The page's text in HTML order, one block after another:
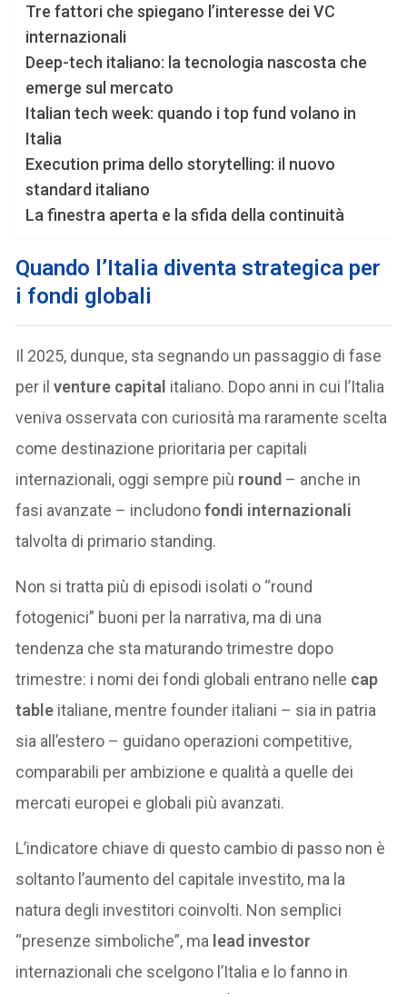
Tre fattori che spiegano l’interesse dei VC
internazionali
Deep-tech italiano: la tecnologia nascosta che
emerge sul mercato
Italian tech week: quando i top fund volano in
Italia
Execution prima dello storytelling: il nuovo
standard italiano
La finestra aperta e la sfida della continuità
Quando l’Italia diventa strategica per
i fondi globali
Il 2025, dunque, sta segnando un passaggio di fase
per ilventure capital italiano. Dopo anni in cui l’Italia
veniva osservata con curiosità ma raramente scelta
come destinazione prioritaria per capitali
internazionali, oggi sempre più round – anche in
fasi avanzate – includonofondi internazionali
talvolta di primario standing.
Non si tratta più di episodi isolati o “round
fotogenici” buoni per la narrativa, ma di una
tendenza che sta maturando trimestre dopo
trimestre: i nomi dei fondi globali entrano nelle cap
table italiane, mentre founder italiani – sia in patria
sia all’estero – guidano operazioni competitive,
comparabili per ambizione e qualità a quelle dei
mercati europei e globali più avanzati.
L’indicatore chiave di questo cambio di passo non è
soltanto l’aumento del capitale investito, ma la
natura degli investitori coinvolti. Non semplici
“presenze simboliche”, ma lead investor
internazionali che scelgono l’Italia e lo fanno in